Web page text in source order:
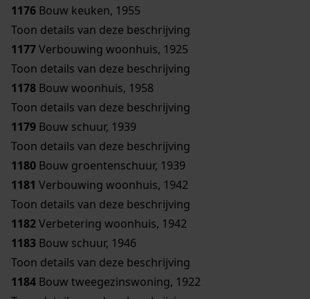
1176 Bouw keuken, 1955
Toon details van deze beschrijving
1177Verbouwing woonhuis, 1925
Toon details van deze beschrijving
1178 Bouw woonhuis, 1958
Toon details van deze beschrijving
1179 Bouw schuur, 1939
Toon details van deze beschrijving
1180 Bouw groentenschuur, 1939
1181 Verbouwing woonhuis, 1942
Toon details van deze beschrijving
1182Verbetering woonhuis, 1942
1183 Bouw schuur, 1946
Toon details van deze beschrijving
1184 Bouw tweegezinswoning, 1922